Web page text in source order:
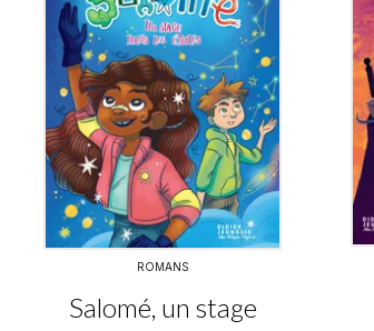
ROMANS
Salomé, un stage